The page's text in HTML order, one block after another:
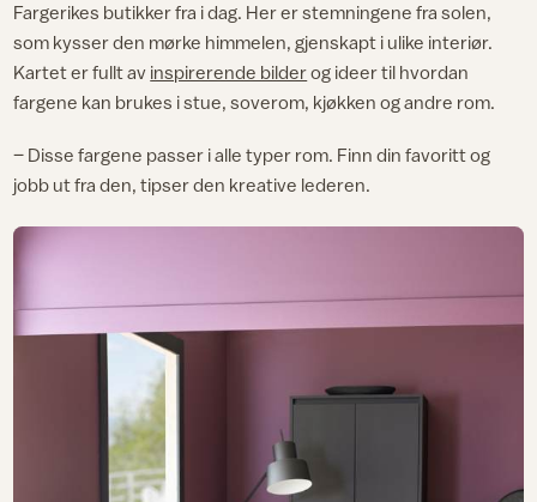
Fargerikes butikker fra i dag. Her er stemningene fra solen,
som kysser den mørke himmelen, gjenskapt i ulike interiør.
Kartet er fullt av inspirerende bilderog ideer til hvordan
fargene kan brukes i stue, soverom, kjøkken og andre rom.
– Disse fargene passer i alle typer rom. Finn din favoritt og
jobb ut fra den, tipser den kreative lederen.